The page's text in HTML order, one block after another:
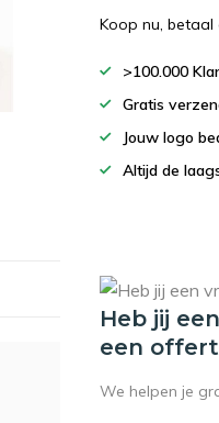
Koop nu, betaal
>100.000
Gratis
Jouw logo
Altijd de
Heb jij
een
We helpen je